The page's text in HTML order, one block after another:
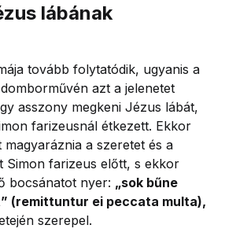
lábának
tovább folytatódik, ugyanis a
azt a jelenetet
asszony megkeni Jézus lábát,
farizeusnál étkezett. Ekkor
a szeretet és a
Simon farizeus előtt, s ekkor
bocsánatot nyer: „sok bűne
(remittuntur ei peccata multa),
szerepel.